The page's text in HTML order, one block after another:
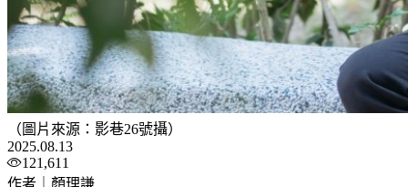
（圖片來源：影巷26號攝）
2025.08.13
121,611